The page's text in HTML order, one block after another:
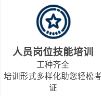
人员岗位技能培训
工种齐全
培训形式多样化助您轻松考
证